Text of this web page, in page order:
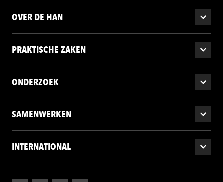
OVER DE HAN
PRAKTISCHE ZAKEN
ONDERZOEK
SAMENWERKEN
INTERNATIONAL